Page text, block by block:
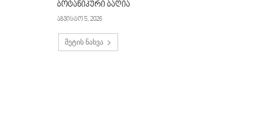
ბოტანიკური ბაღია
აგვისტო 5, 2026
მეტის ნახვა